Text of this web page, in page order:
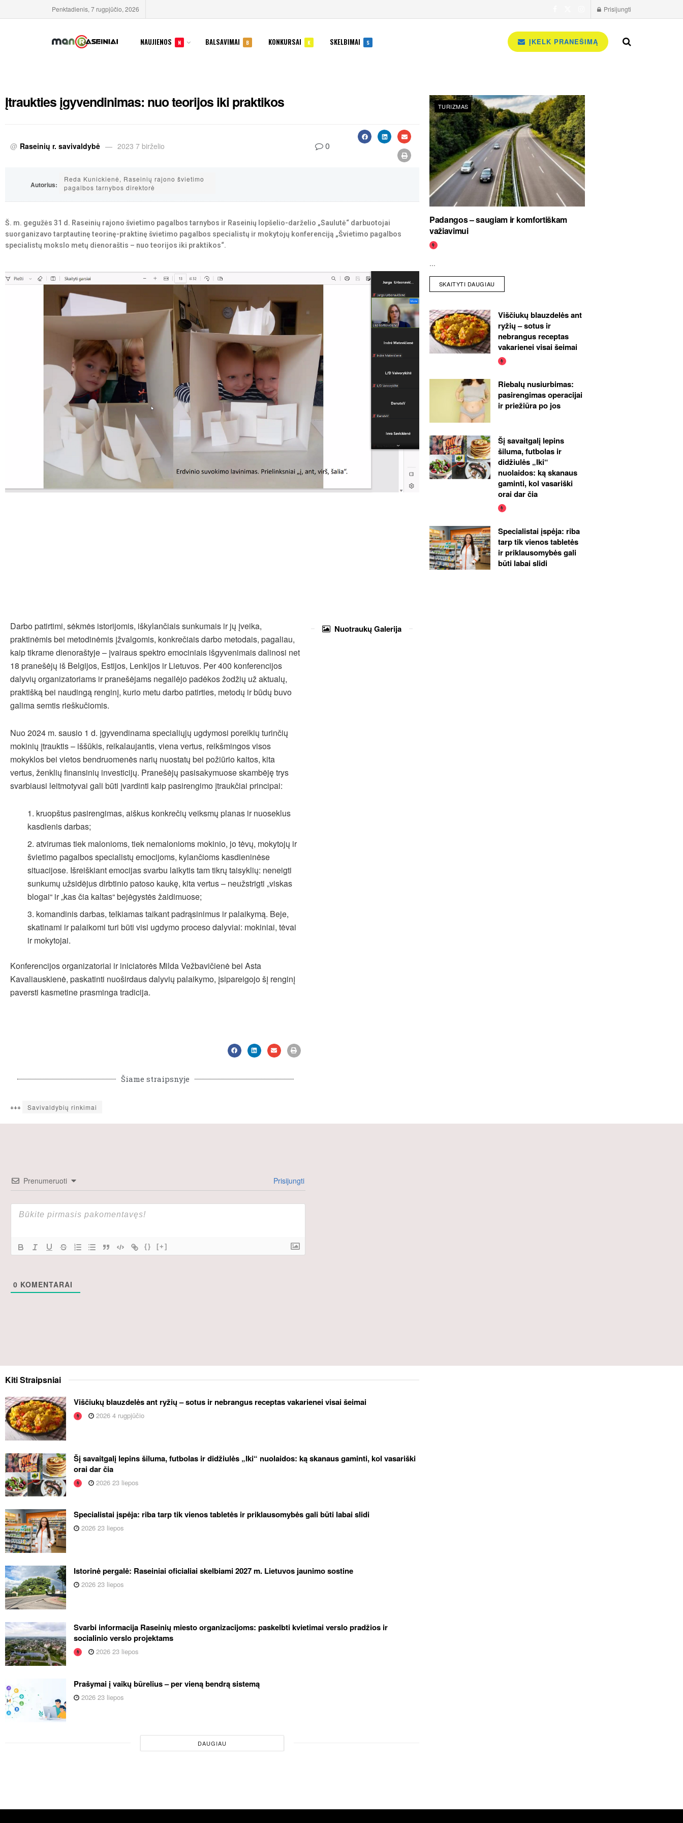
Penktadienis, 7 rugpjūčio, 2026 Prisijungti
NAUJIENOS N BALSAVIMAI B KONKURSAI K SKELBIMAI S ĮKELK PRANEŠIMĄ
Įtraukties įgyvendinimas: nuo teorijos iki praktikos
@ Raseinių r. savivaldybė 2023 7 birželio 0
Autorius:
Reda Kunickienė, Raseinių rajono švietimo
pagalbos tarnybos direktorė
Š. m. gegužės 31 d. Raseinių rajono švietimo pagalbos tarnybos ir Raseinių lopšelio-darželio „Saulutė“ darbuotojai
suorganizavo tarptautinę teorinę-praktinę švietimo pagalbos specialistų ir mokytojų konferenciją „Švietimo pagalbos
specialistų mokslo metų dienoraštis – nuo teorijos iki praktikos“.
TURIZMAS
Padangos – saugiam ir komfortiškam
važiavimui
...
SKAITYTI DAUGIAU
Viščiukų blauzdelės ant
ryžių – sotus ir
nebrangus receptas
vakarienei visai šeimai
Riebalų nusiurbimas:
pasirengimas operacijai
ir priežiūra po jos
Šį savaitgalį lepins
šiluma, futbolas ir
didžiulės „Iki“
nuolaidos: ką skanaus
gaminti, kol vasariški
orai dar čia
Specialistai įspėja: riba
tarp tik vienos tabletės
ir priklausomybės gali
būti labai slidi
Darbo patirtimi, sėkmės istorijomis, iškylančiais sunkumais ir jų įveika,
praktinėmis bei metodinėmis įžvalgomis, konkrečiais darbo metodais, pagaliau,
kaip tikrame dienoraštyje – įvairaus spektro emociniais išgyvenimais dalinosi net
18 pranešėjų iš Belgijos, Estijos, Lenkijos ir Lietuvos. Per 400 konferencijos
dalyvių organizatoriams ir pranešėjams negailėjo padėkos žodžių už aktualų,
praktišką bei naudingą renginį, kurio metu darbo patirties, metodų ir būdų buvo
galima semtis rieškučiomis.
Nuo 2024 m. sausio 1 d. įgyvendinama specialiųjų ugdymosi poreikių turinčių
mokinių įtrauktis – iššūkis, reikalaujantis, viena vertus, reikšmingos visos
mokyklos bei vietos bendruomenės narių nuostatų bei požiūrio kaitos, kita
vertus, ženklių finansinių investicijų. Pranešėjų pasisakymuose skambėję trys
svarbiausi leitmotyvai gali būti įvardinti kaip pasirengimo įtraukčiai principai:
kruopštus pasirengimas, aiškus konkrečių veiksmų planas ir nuoseklus
kasdienis darbas;
atvirumas tiek malonioms, tiek nemalonioms mokinio, jo tėvų, mokytojų ir
švietimo pagalbos specialistų emocijoms, kylančioms kasdieninėse
situacijose. Išreiškiant emocijas svarbu laikytis tam tikrų taisyklių: neneigti
sunkumų užsidėjus dirbtinio patoso kaukę, kita vertus – neužstrigti „viskas
blogai“ ir „kas čia kaltas“ bejėgystės žaidimuose;
komandinis darbas, telkiamas taikant padrąsinimus ir palaikymą. Beje,
skatinami ir palaikomi turi būti visi ugdymo proceso dalyviai: mokiniai, tėvai
ir mokytojai.
Konferencijos organizatoriai ir iniciatorės Milda Vežbavičienė bei Asta
Kavaliauskienė, paskatinti nuoširdaus dalyvių palaikymo, įsipareigojo šį renginį
paversti kasmetine prasminga tradicija.
Šiame straipsnyje
+++ Savivaldybių rinkimai
NuotraukųGalerija
Prenumeruoti Prisijungti
{} [+]
0 KOMENTARAI
KitiStraipsniai
Viščiukų blauzdelės ant ryžių – sotus ir nebrangus receptas vakarienei visai šeimai
2026 4 rugpjūčio
Šį savaitgalį lepins šiluma, futbolas ir didžiulės „Iki“ nuolaidos: ką skanaus gaminti, kol vasariški
orai dar čia
2026 23 liepos
Specialistai įspėja: riba tarp tik vienos tabletės ir priklausomybės gali būti labai slidi
2026 23 liepos
Istorinė pergalė: Raseiniai oficialiai skelbiami 2027 m. Lietuvos jaunimo sostine
2026 23 liepos
Svarbi informacija Raseinių miesto organizacijoms: paskelbti kvietimai verslo pradžios ir
socialinio verslo projektams
2026 23 liepos
Prašymai į vaikų būrelius – per vieną bendrą sistemą
2026 23 liepos
DAUGIAU